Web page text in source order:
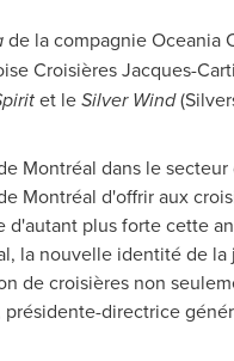
de la compagnie Oceania
Croisières Jacques-
et leSilver Wind
Montréal dans le secteur
Montréal d'offrir aux
plus forte cette
la nouvelle identité de la
de croisières non
présidente-directrice